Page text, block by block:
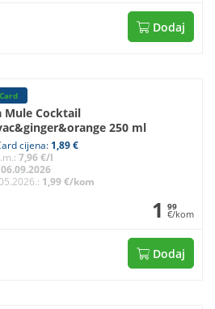
Dodaj
Mule Cocktail
250 ml
cijena: 1,89 €
7,96 €/l
06.09.2026
1,99 €/kom
1 99
€/kom
Dodaj